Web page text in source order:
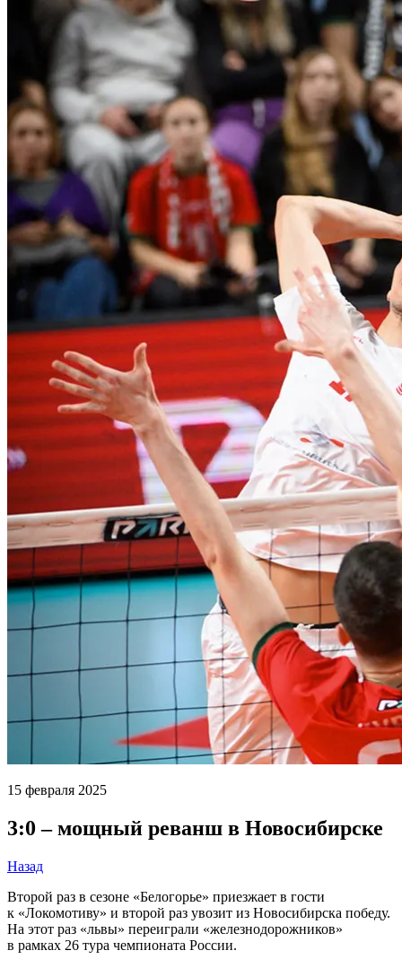
15 февраля 2025
3:0 – мощный реванш в Новосибирске
Назад
Второй раз в сезоне «Белогорье» приезжает в гости
к «Локомотиву» и второй раз увозит из Новосибирска победу.
На этот раз «львы» переиграли «железнодорожников»
в рамках 26 тура чемпионата России.